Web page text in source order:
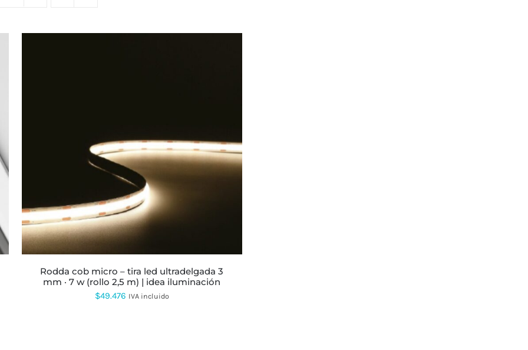
ESTE
PRODUCTO
TIENE
MÚLTIPLES
VARIANTES.
LAS
OPCIONES
SE
PUEDEN
PÁGINA
DE
PRODUCTO
rodda cob micro – tira led ultradelgada 3
mm · 7 w (rollo 2,5 m) | idea iluminación
$49.476 IVA incluido